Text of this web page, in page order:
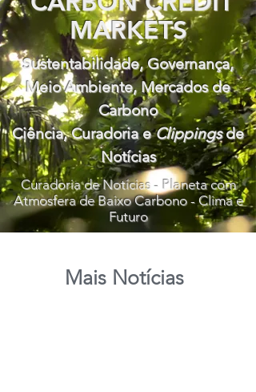
MARKETS
Sustentabilidade, Governança,
Meio Ambiente, Mercados de
Carbono
Ciência, Curadoria eClippingsde
Notícias
Curadoria de Notícias - Planeta com
Atmosfera de Baixo Carbono - Clima e
Futuro
Mais Notícias